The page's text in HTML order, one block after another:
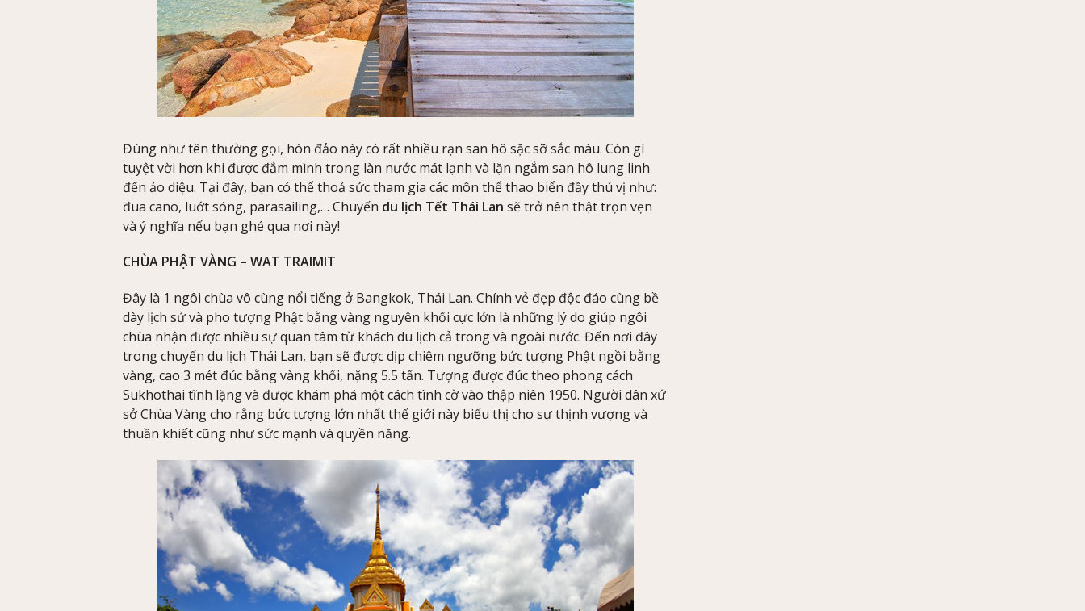
Đúng như tên thường gọi, hòn đảo này có rất nhiều rạn san hô sặc sỡ sắc màu. Còn gì
tuyệt vời hơn khi được đắm mình trong làn nước mát lạnh và lặn ngắm san hô lung linh
đến ảo diệu. Tại đây, bạn có thể thoả sức tham gia các môn thể thao biển đầy thú vị như:
đua cano, luớt sóng, parasailing,… Chuyến du lịch Tết Thái Lan sẽ trở nên thật trọn vẹn
và ý nghĩa nếu bạn ghé qua nơi này!
CHÙA PHẬT VÀNG – WAT TRAIMIT
Đây là 1 ngôi chùa vô cùng nổi tiếng ở Bangkok, Thái Lan. Chính vẻ đẹp độc đáo cùng bề
dày lịch sử và pho tượng Phật bằng vàng nguyên khối cực lớn là những lý do giúp ngôi
chùa nhận được nhiều sự quan tâm từ khách du lịch cả trong và ngoài nước. Đến nơi đây
trong chuyến du lịch Thái Lan, bạn sẽ được dịp chiêm ngưỡng bức tượng Phật ngồi bằng
vàng, cao 3 mét đúc bằng vàng khối, nặng 5.5 tấn. Tượng được đúc theo phong cách
Sukhothai tĩnh lặng và được khám phá một cách tình cờ vào thập niên 1950. Người dân xứ
sở Chùa Vàng cho rằng bức tượng lớn nhất thế giới này biểu thị cho sự thịnh vượng và
thuần khiết cũng như sức mạnh và quyền năng.